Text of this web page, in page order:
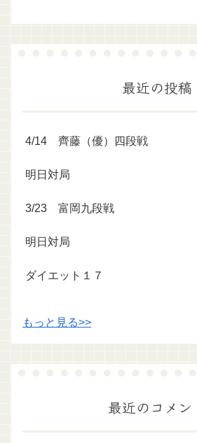
最近の投稿
4/14 齊藤（優）四段戦
明日対局
3/23 富岡九段戦
明日対局
ダイエット１７
もっと見る>>
最近のコメン